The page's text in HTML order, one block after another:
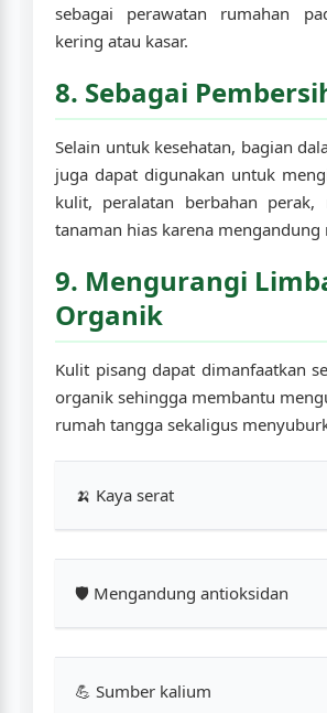
sebagai perawatan rumahan
kering atau kasar.
8. Sebagai
Selain untuk kesehatan, bagian
juga dapat digunakan untuk
kulit, peralatan berbahan perak,
tanaman hias karena mengandung
9. Mengurangi
Organik
Kulit pisang dapat dimanfaatkan
organik sehingga membantu
rumah tangga sekaligus
🍌 Kaya serat
🛡️ Mengandung antioksidan
💪 Sumber kalium